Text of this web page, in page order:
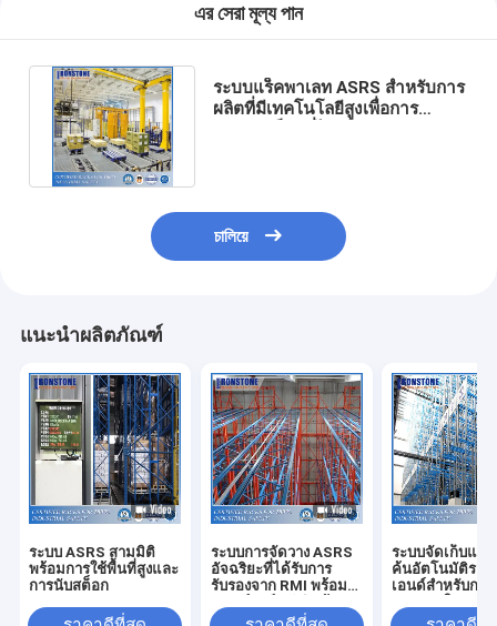
এর সেরা মূল্য পান
ระบบแร็คพาเลท ASRS สำหรับการ
ผลิตที่มีเทคโนโลยีสูงเพื่อการ
চালিয়ে
แนะนำผลิตภัณฑ์
ระบบ ASRS สามมิติ
พร้อมการใช้พื้นที่สูงและ
การนับสต็อก
ระบบการจัดวาง ASRS
อัจฉริยะที่ได้รับการ
รับรองจาก RMI พร้อม
ระบบจัดเก็บและ
ค้นอัตโนมัติระดั
เอนด์สำหรับกล่อ
อัตโนมัติ